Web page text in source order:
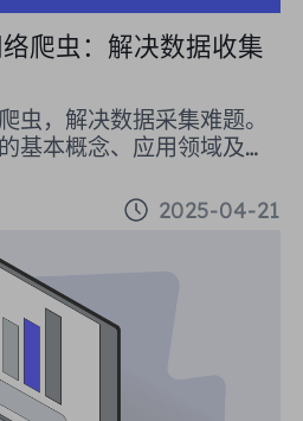
爬虫：解决数据收集
虫，解决数据采集难题。
基本概念、应用领域及操
模式，如动态住宅代理、
量代理，能够满足不同用
大规模数据抓取的用户，
降低成本。
2025-04-21